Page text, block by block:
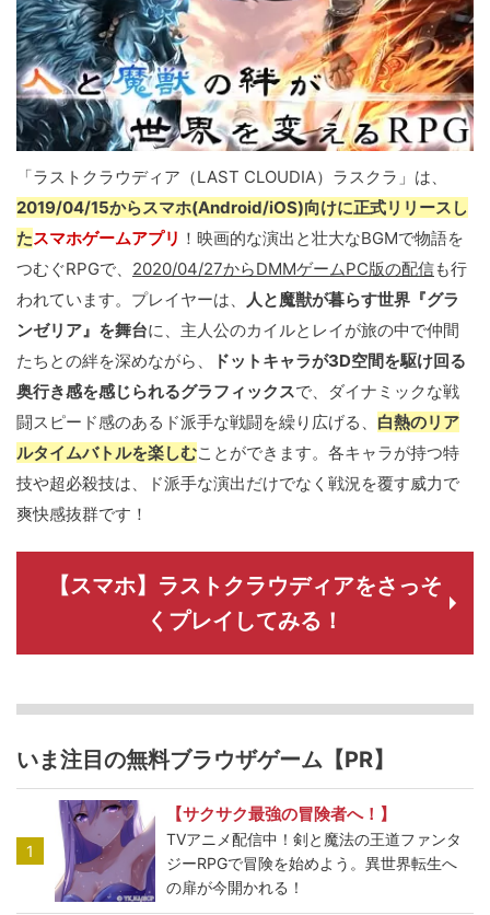
「ラストクラウディア（LAST CLOUDIA）ラスクラ」は、
2019/04/15からスマホ(Android/iOS)向けに正式リリースし
たスマホゲームアプリ ！映画的な演出と壮大なBGMで物語を
つむぐRPGで、 2020/04/27からDMMゲームPC版の配信も行
われています。プレイヤーは、
人と魔獣が暮らす世界『グラ
ンゼリア』を舞台に、主人公のカイルとレイが旅の中で仲間
たちとの絆を深めながら、
ドットキャラが3D空間を駆け回る
奥行き感を感じられるグラフィックスで、ダイナミックな戦
闘スピード感のあるド派手な戦闘を繰り広げる、 白熱のリア
ルタイムバトルを楽しむことができます。各キャラが持つ特
技や超必殺技は、ド派手な演出だけでなく戦況を覆す威力で
爽快感抜群です！
【スマホ】ラストクラウディアをさっそ
くプレイしてみる！
いま注目の無料ブラウザゲーム【PR】
1
【サクサク最強の冒険者へ！】
TVアニメ配信中！剣と魔法の王道ファンタ
ジーRPGで冒険を始めよう。異世界転生へ
の扉が今開かれる！